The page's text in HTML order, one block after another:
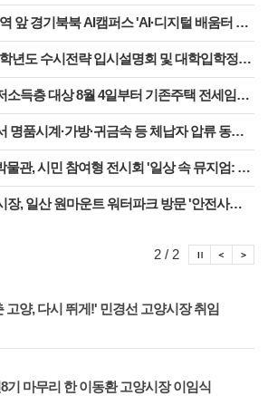
기북북 AI캠퍼스 'AI·디지털 배움터 체험존' 12월까지 운영
수시전략 입시설명회 및 대학입학정보박람회' 8일 개최
층 대상 8월 4일부터 기존주택 전세임대 입주자 상시 모집
시계·가방·귀금속 등 체납자 압류 동산 620점 공개 경매
시민 참여형 전시회 '일상 속 뮤지엄: 잠시, 마음' 8월 개최
산 원마운트 워터파크 방문 '안전사고 방지 대책 점검'
고양, 다시 뛰게!' 민경선 고양시장 취임
기 마무리 한 이동환 고양시장 이임식
2 / 2 포
포토이